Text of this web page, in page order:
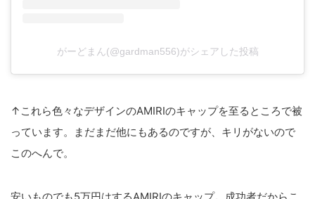
がーどまん(@gardman556)がシェアした投稿
↑これら色々なデザインのAMIRIのキャップを至るところで被
っています。まだまだ他にもあるのですが、キリがないので
このへんで。
安いものでも5万円はするAMIRIのキャップ。成功者だからこ